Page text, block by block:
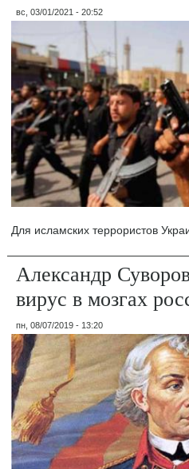
вс, 03/01/2021 - 20:52
Для исламских террористов
Александр
вирус в мозгах
пн, 08/07/2019 - 13:20